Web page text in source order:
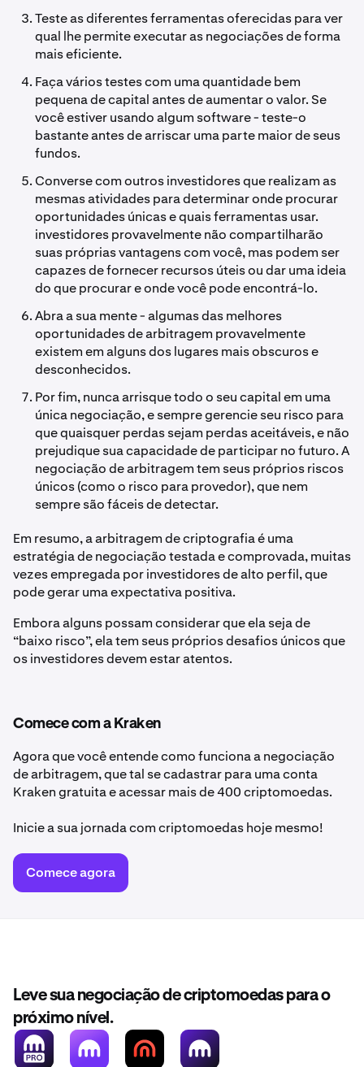
Teste as diferentes ferramentas oferecidas para ver
qual lhe permite executar as negociações de forma
mais eficiente.
Faça vários testes com uma quantidade bem
pequena de capital antes de aumentar o valor. Se
você estiver usando algum software - teste-o
bastante antes de arriscar uma parte maior de seus
fundos.
Converse com outros investidores que realizam as
mesmas atividades para determinar onde procurar
oportunidades únicas e quais ferramentas usar.
investidores provavelmente não compartilharão
suas próprias vantagens com você, mas podem ser
capazes de fornecer recursos úteis ou dar uma ideia
do que procurar e onde você pode encontrá-lo.
Abra a sua mente - algumas das melhores
oportunidades de arbitragem provavelmente
existem em alguns dos lugares mais obscuros e
desconhecidos.
Por fim, nunca arrisque todo o seu capital em uma
única negociação, e sempre gerencie seu risco para
que quaisquer perdas sejam perdas aceitáveis, e não
prejudique sua capacidade de participar no futuro. A
negociação de arbitragem tem seus próprios riscos
únicos (como o risco para provedor), que nem
sempre são fáceis de detectar.
Em resumo, a arbitragem de criptografia é uma
estratégia de negociação testada e comprovada, muitas
vezes empregada por investidores de alto perfil, que
pode gerar uma expectativa positiva.
Embora alguns possam considerar que ela seja de
“baixo risco”, ela tem seus próprios desafios únicos que
os investidores devem estar atentos.
Comece com a Kraken
Agora que você entende como funciona a negociação
de arbitragem, que tal se cadastrar para uma conta
Kraken gratuita e acessar mais de 400 criptomoedas.
Inicie a sua jornada com criptomoedas hoje mesmo!
Comece agora
Leve sua negociação de criptomoedas para o
próximo nível.